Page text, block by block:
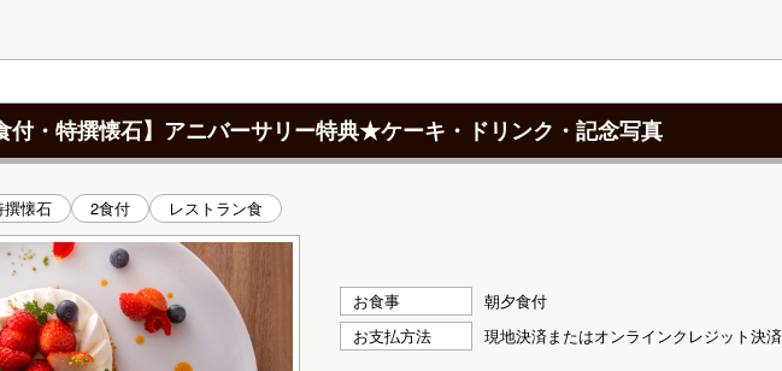
付・特撰懐石】アニバーサリー特典★ケーキ・ドリンク・記念写真
撰懐石 2食付 レストラン食
お食事
朝夕食付
お支払方法
現地決済またはオンラインクレジット決済